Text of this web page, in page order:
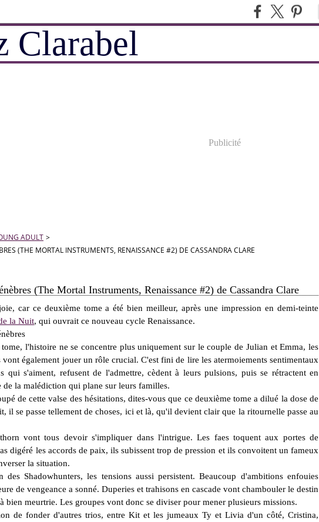
Publicité
ADULT >
(THE MORTAL INSTRUMENTS, RENAISSANCE #2) DE CASSANDRA CLARE
(The Mortal Instruments, Renaissance #2) de Cassandra Clare
car ce deuxième tome a été bien meilleur, après une impression en demi-teinte
la Nuit, qui ouvrait ce nouveau cycle Renaissance.
l'histoire ne se concentre plus uniquement sur le couple de Julian et Emma, les
vont également jouer un rôle crucial. C'est fini de lire les atermoiements sentimentaux
qui s'aiment, refusent de l'admettre, cèdent à leurs pulsions, puis se rétractent en
de la malédiction qui plane sur leurs familles.
de cette valse des hésitations, dites-vous que ce deuxième tome a dilué la dose de
il se passe tellement de choses, ici et là, qu'il devient clair que la ritournelle passe au
vont tous devoir s'impliquer dans l'intrigue. Les faes toquent aux portes de
digéré les accords de paix, ils subissent trop de pression et ils convoitent un fameux
la situation.
des Shadowhunters, les tensions aussi persistent. Beaucoup d'ambitions enfouies
de vengeance a sonné. Duperies et trahisons en cascade vont chambouler le destin
bien meurtrie. Les groupes vont donc se diviser pour mener plusieurs missions.
de fonder d'autres trios, entre Kit et les jumeaux Ty et Livia d'un côté, Cristina,